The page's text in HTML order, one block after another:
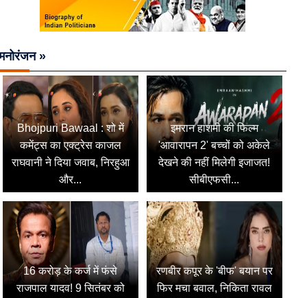
»
Bhojpuri Bawaal : शो में
कमेंट्स का एक्ट्रेस काजल
राघवानी ने दिया जवाब, निरहुआ
और...
इमरान हाशमी की फिल्म
'आवारापन 2' बच्चों को अकेले
देखने की नहीं मिलेगी इजाजत!
सीबीएफसी...
16 करोड़ के कर्ज में फंसे
राजपाल यादव! 9 सितंबर को
रणबीर कपूर के 'बीफ' बयान पर
फिर मचा बवाल, निकिता रावल